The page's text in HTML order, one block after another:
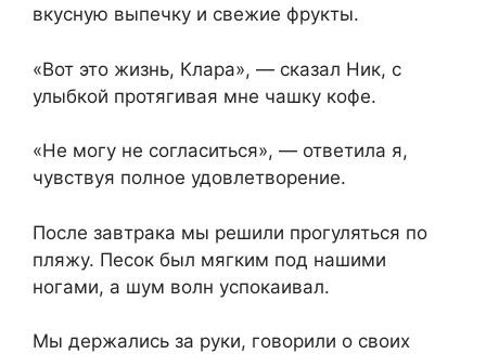
вкусную выпечку и свежие фрукты.
«Вот это жизнь, Клара», — сказал Ник, с
улыбкой протягивая мне чашку кофе.
«Не могу не согласиться», — ответила я,
чувствуя полное удовлетворение.
После завтрака мы решили прогуляться по
пляжу. Песок был мягким под нашими
ногами, а шум волн успокаивал.
Мы держались за руки, говорили о своих